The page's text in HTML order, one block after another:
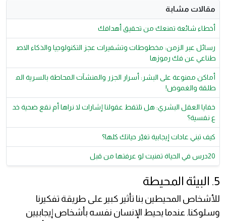
مقالات مشابة
أخطاء شائعة تمنعك من تحقيق أهدافك
رسائل عبر الزمن: مخطوطات وتشفيرات عجز التكنولوجيا والذكاء الاص
طناعي عن فك رموزها
أماكن ممنوعة على البشر: أسرار الجزر والمنشآت المحاطة بالسرية الم
طلقة والغموض!
خفايا العقل البشري: هل تلتقط عقولنا إشارات لا نراها أم نقع ضحية خد
ع نفسية؟
كيف تبني عادات إيجابية تغيّر حياتك كلها؟
20درس في الحياة تمنيت لو عرفتها من قبل
5. البيئة المحيطة
للأشخاص المحيطين بنا تأثير كبير على طريقة تفكيرنا
وسلوكنا. عندما يحيط الإنسان نفسه بأشخاص إيجابيين